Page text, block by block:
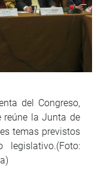
del Congreso,
reúne la Junta de
temas previstos